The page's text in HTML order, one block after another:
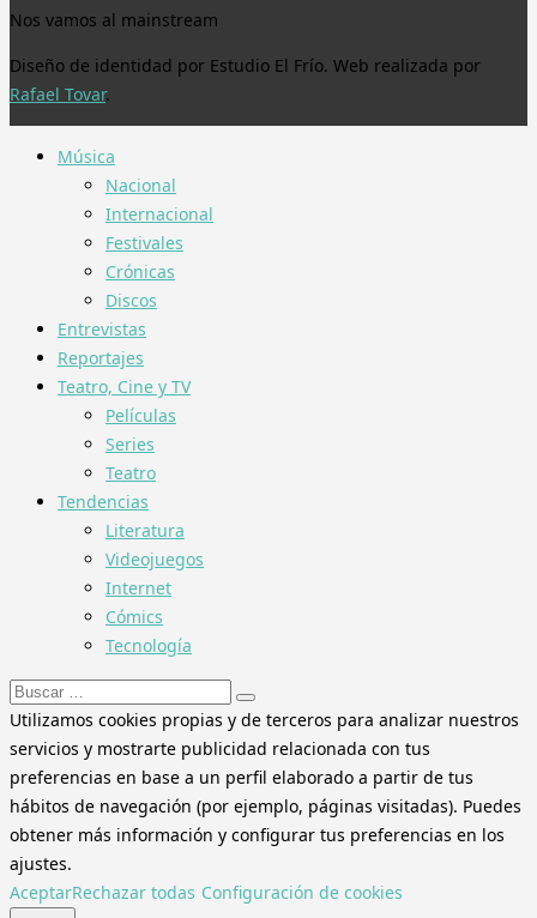
Nos vamos al mainstream
Diseño de identidad por Estudio El Frío. Web realizada por
Rafael Tovar.
Música
Nacional
Internacional
Festivales
Crónicas
Discos
Entrevistas
Reportajes
Teatro, Cine y TV
Películas
Series
Teatro
Tendencias
Literatura
Videojuegos
Internet
Cómics
Tecnología
Buscar:
Utilizamos cookies propias y de terceros para analizar nuestros
servicios y mostrarte publicidad relacionada con tus
preferencias en base a un perfil elaborado a partir de tus
hábitos de navegación (por ejemplo, páginas visitadas). Puedes
obtener más información y configurar tus preferencias en los
ajustes.
AceptarRechazar todas Configuración de cookies